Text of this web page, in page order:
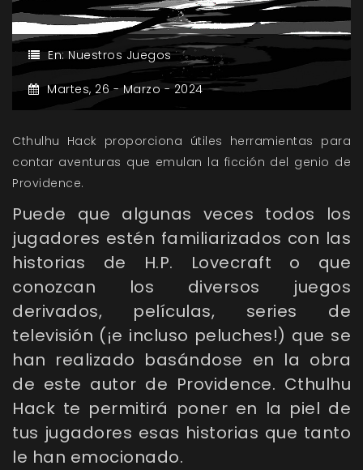
En: Nuestros Juegos
Martes, 26 - Marzo - 2024
Cthulhu Hack proporciona útiles herramientas para
contar aventuras que emulan la ficción del genio de
Providence.
Puede que algunas veces todos los
jugadores estén familiarizados con las
historias de H.P. Lovecraft o que
conozcan los diversos juegos
derivados, películas, series de
televisión (¡e incluso peluches!) que se
han realizado basándose en la obra
de este autor de Providence. Cthulhu
Hack te permitirá poner en la piel de
tus jugadores esas historias que tanto
le han emocionado.